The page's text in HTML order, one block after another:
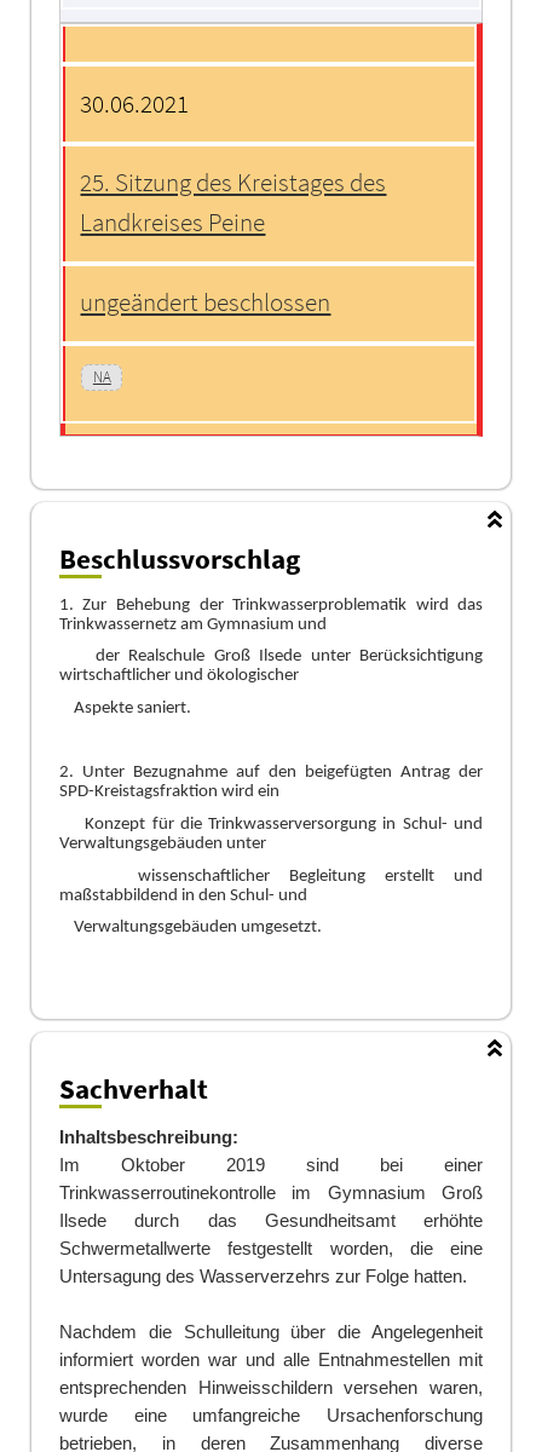
30.06.2021
25. Sitzung des Kreistages des
Landkreises Peine
ungeändert beschlossen
NA
Beschlussvorschlag
1.Zur Behebung der Trinkwasserproblematik wird das
Trinkwassernetz am Gymnasium und
der Realschule GroßIlsede unter Berücksichtigung
wirtschaftlicher und ökologischer
Aspekte saniert.
2. Unter Bezugnahme auf den beigefügten Antrag der
SPD-Kreistagsfraktion wird ein
Konzept für die Trinkwasserversorgung in Schul- und
Verwaltungsgebäuden unter
wissenschaftlicher Begleitung erstellt und
maßstabbildend in den Schul- und
Verwaltungsgebäuden umgesetzt.
Sachverhalt
Inhaltsbeschreibung:
Im Oktober 2019 sind bei einer
Trinkwasserroutinekontrolle im Gymnasium Groß
Ilsede durch das Gesundheitsamt erhöhte
Schwermetallwerte festgestellt worden, die eine
Untersagung des Wasserverzehrs zur Folge hatten.
Nachdem die Schulleitung über die Angelegenheit
informiert worden war und alle Entnahmestellen mit
entsprechenden Hinweisschildern versehen waren,
wurde eine umfangreiche Ursachenforschung
betrieben, in deren Zusammenhang diverse